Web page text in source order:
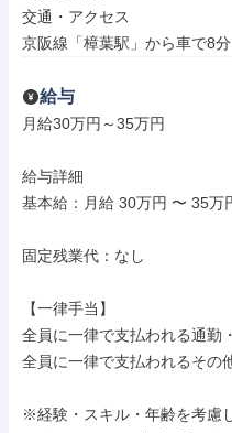
交通・アクセス
京阪線「樟葉駅」から車で8分
給与
月給30万円～35万円
給与詳細
基本給：月給 30万円 〜 35万
固定残業代：なし
【一律手当】
全員に一律で支払われる通勤
全員に一律で支払われるその
※経験・スキル・年齢を考慮